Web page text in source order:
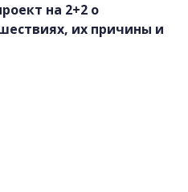
на 2+2 о
их причины и
тайны мира, и
мира» Максим
истории людей,
Попали в самые
и выдержали их. В